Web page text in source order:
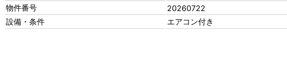
物件番号
20260722
設備・条件
エアコン付き